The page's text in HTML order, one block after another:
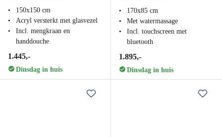
150x150 cm
Acryl versterkt met glasvezel
Incl. mengkraan en
handdouche
1.445,-
Dinsdag in huis
170x85 cm
Met watermassage
Incl. touchscreen met
bluetooth
1.895,-
Dinsdag in huis